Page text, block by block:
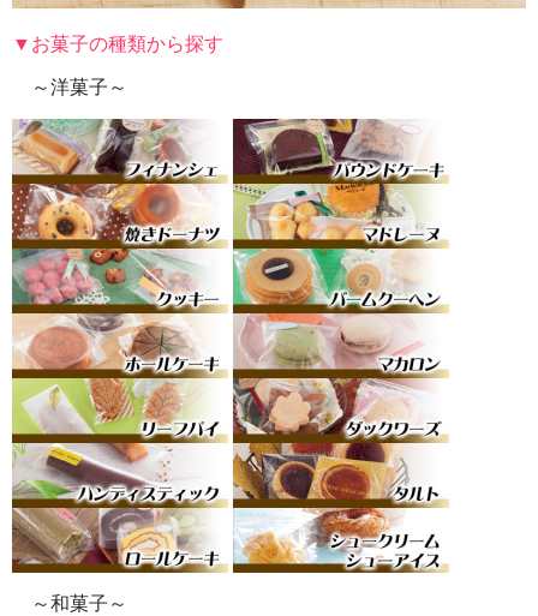
▼お菓子の種類から探す
～洋菓子～
～和菓子～